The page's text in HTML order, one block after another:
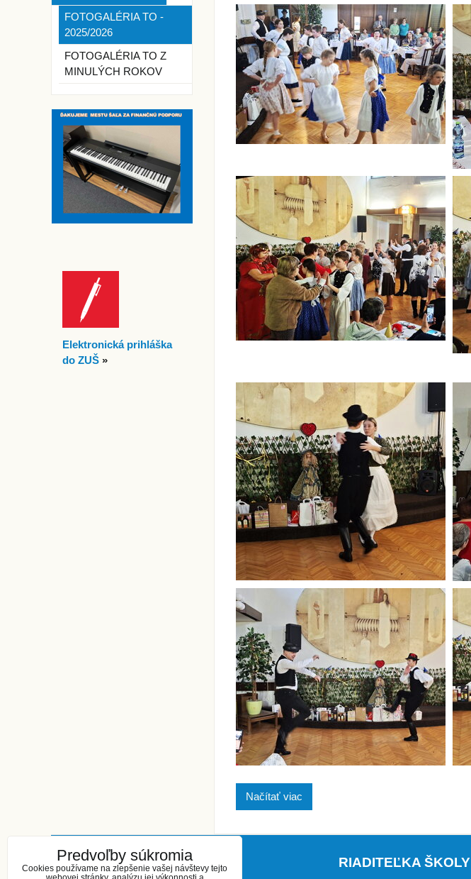
Načítať viac
FOTOGALÉRIA TO -
2025/2026
FOTOGALÉRIA TO Z
MINULÝCH ROKOV
Elektronická prihláška
do ZUŠ »
KONTAKT RIADITEĽKA ŠKOLY
Predvoľby súkromia
Cookies používame na zlepšenie vašej návštevy tejto